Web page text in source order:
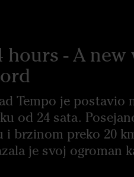
hours - A
Tempo je postavio
od 24 sata.
i brzinom preko 20
je svoj ogroman